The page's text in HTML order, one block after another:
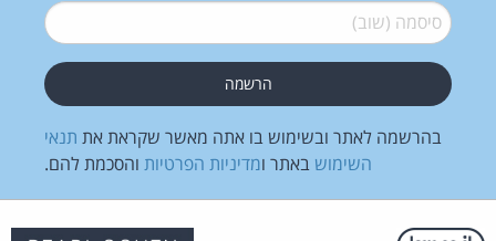
סיסמה (שוב)*
בהרשמה לאתר ובשימוש בו אתה מאשר שקראת את תנאי
השימוש באתר ומדיניות הפרטיות והסכמת להם.